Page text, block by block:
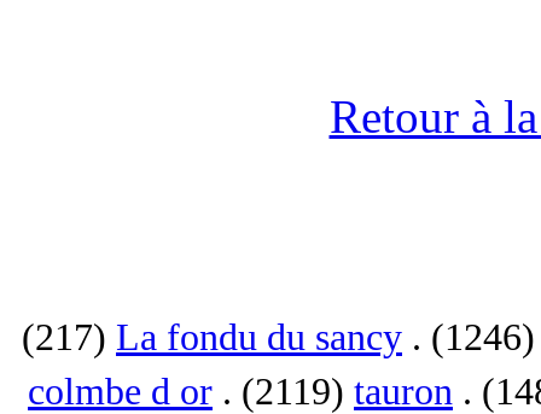
Retour à
(217) La fondu du sancy . (1246)
colmbe d or . (2119) tauron .